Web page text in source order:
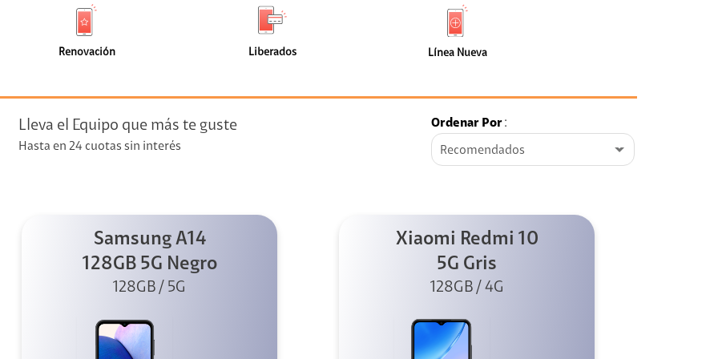
+ Telefonía
streaming
de
faceta
Renovación
(229)
faceta
Liberados
de
faceta
Línea Nueva
Nueva
(110)
Lleva el Equipo que más te guste
Hasta en 24 cuotas sin interés
Ordenar Por:
Recomendados
Samsung A14
128GB 5G Negro
128GB / 5G
Xiaomi Redmi 10
5G Gris
128GB / 4G